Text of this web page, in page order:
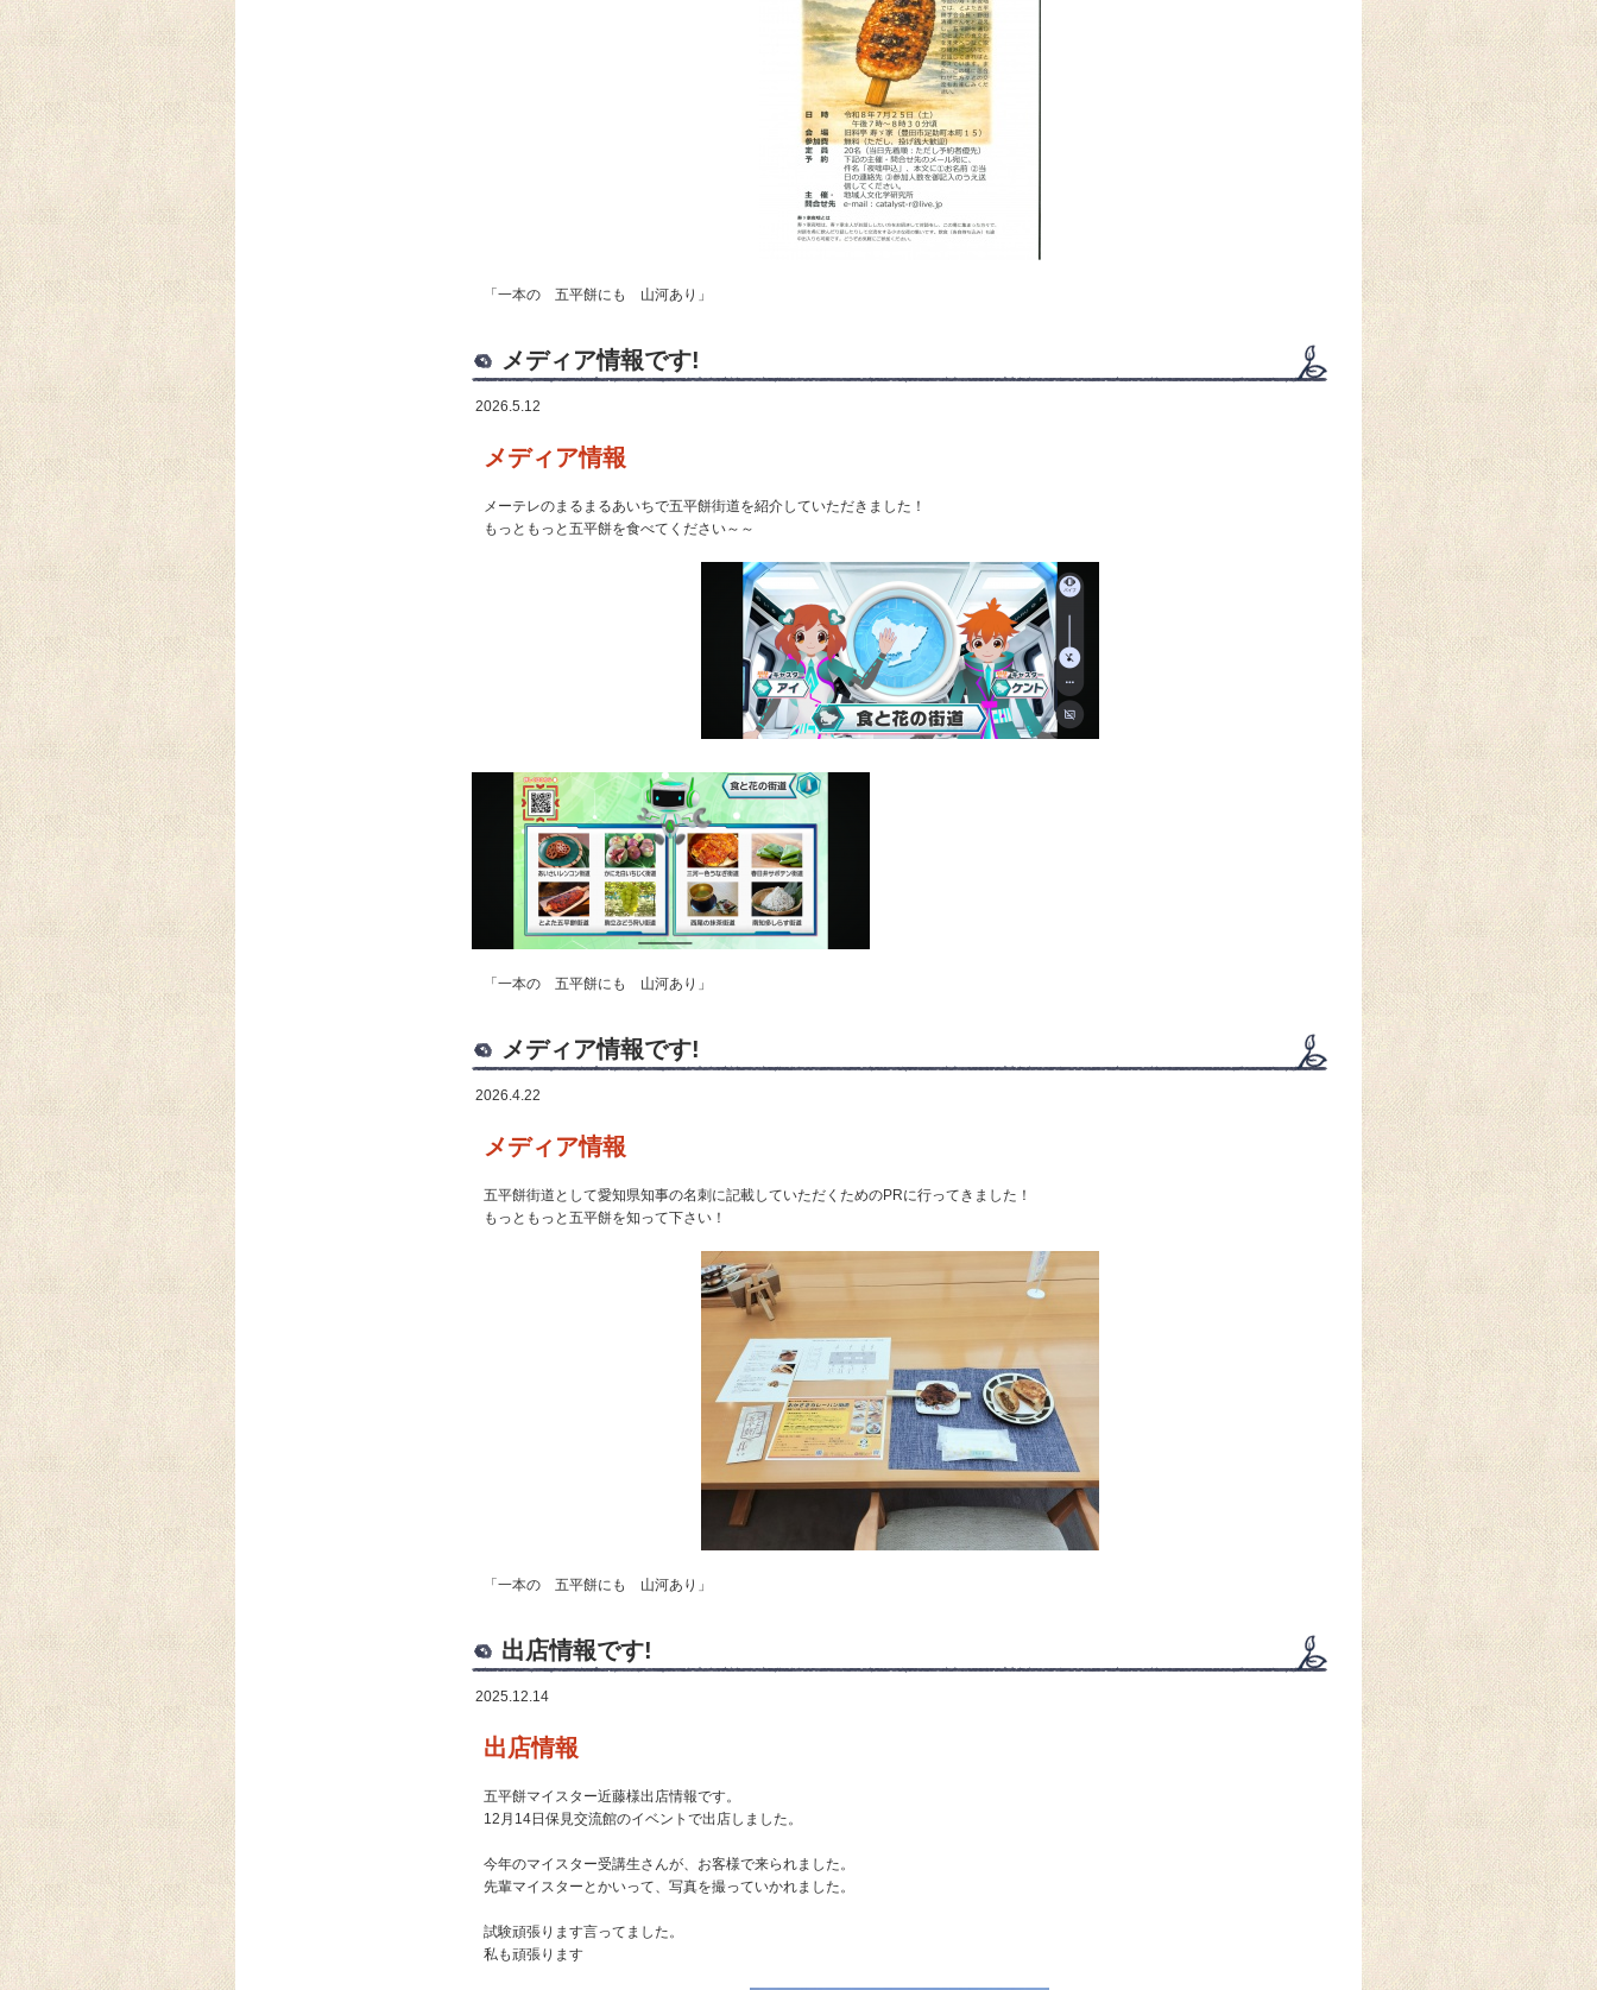
「一本の 五平餅にも 山河あり」
メディア情報です!
2026.5.12
メディア情報
メーテレのまるまるあいちで五平餅街道を紹介していただきました！
もっともっと五平餅を食べてください～～
「一本の 五平餅にも 山河あり」
メディア情報です!
2026.4.22
メディア情報
五平餅街道として愛知県知事の名刺に記載していただくためのPRに行ってきました！
もっともっと五平餅を知って下さい！
「一本の 五平餅にも 山河あり」
出店情報です!
2025.12.14
出店情報
五平餅マイスター近藤様出店情報です。
12月14日保見交流館のイベントで出店しました。
今年のマイスター受講生さんが、お客様で来られました。
先輩マイスターとかいって、写真を撮っていかれました。
試験頑張ります言ってました。
私も頑張ります